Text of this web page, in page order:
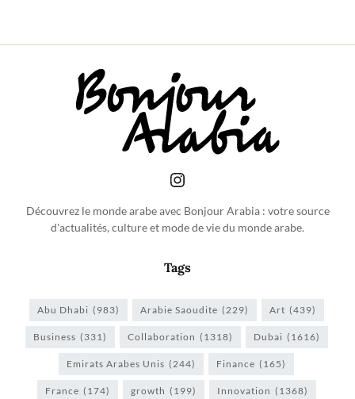
Découvrez le monde arabe avec Bonjour Arabia : votre source
d'actualités, culture et mode de vie du monde arabe.
Tags
Abu Dhabi (983) Arabie Saoudite (229) Art (439)
Business (331) Collaboration (1318) Dubai (1616)
Emirats Arabes Unis (244) Finance (165)
France (174) growth (199) Innovation (1368)